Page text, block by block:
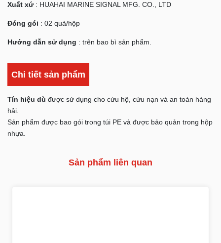
Xuất xứ: HUAHAI MARINE SIGNAL MFG. CO., LTD
Đóng gói : 02 quả/hộp
Hướng dẫn sử dụng : trên bao bì sản phẩm.
Chi tiết sản phẩm
Tín hiệu dù được sử dụng cho cứu hộ, cứu nạn và an toàn hàng
hải.
Sản phẩm được bao gói trong túi PE và được bảo quản trong hộp
nhựa.
Sản phẩm liên quan